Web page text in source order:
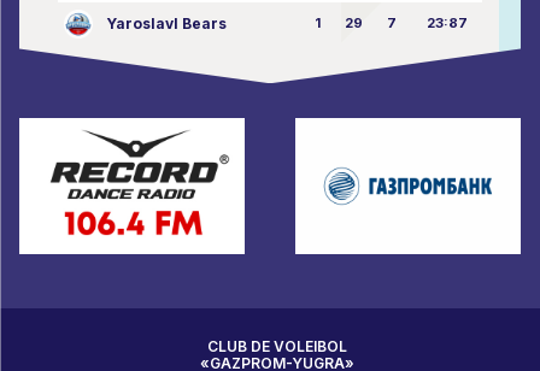
Yaroslavl Bears 1 29 7 23:87
CLUB DE VOLEIBOL
«GAZPROM-YUGRA»